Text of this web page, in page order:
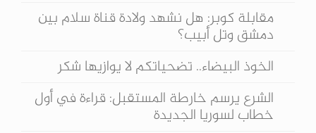
مقابلة كوبر: هل نشهد ولادة قناة سلام بين
دمشق وتل أبيب؟
الخوذ البيضاء.. تضحياتكم لا يوازيها شكر
الشرع يرسم خارطة المستقبل: قراءة في أول
خطاب لسوريا الجديدة